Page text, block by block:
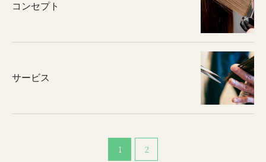
コンセプト
サービス
1 2